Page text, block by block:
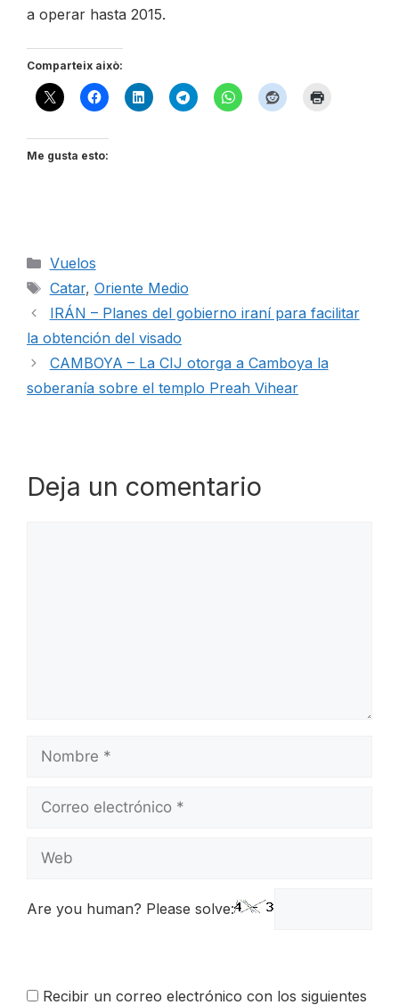
a operar hasta 2015.
Comparteix això:
Me gusta esto:
Categorías
Vuelos
Etiquetas
Catar, Oriente Medio
IRÁN – Planes del gobierno iraní para facilitar
la obtención del visado
CAMBOYA – La CIJ otorga a Camboya la
soberanía sobre el templo Preah Vihear
Deja un comentario
Nombre
Correo
Web
Are you human? Please solve:
Recibir un correo electrónico con los siguientes